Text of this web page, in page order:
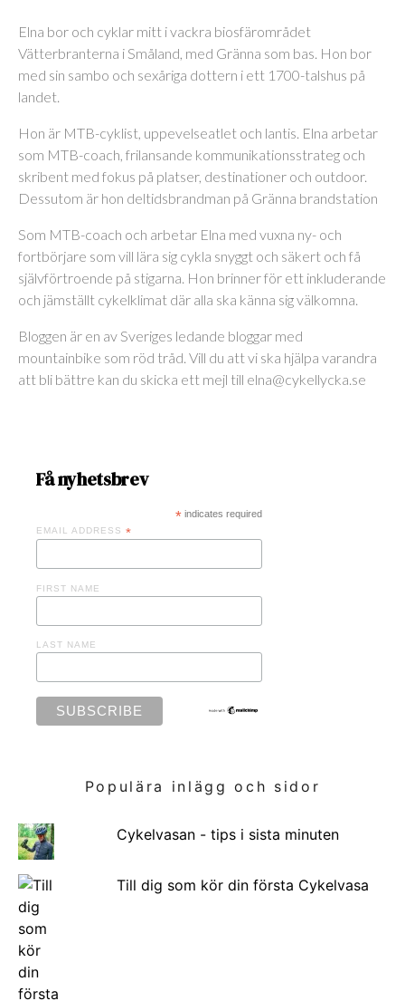
Elna bor och cyklar mitt i vackra biosfärområdet
Vätterbranterna i Småland, med Gränna som bas. Hon bor
med sin sambo och sexåriga dottern i ett 1700-talshus på
landet.
Hon är MTB-cyklist, uppevelseatlet och lantis. Elna arbetar
som MTB-coach, frilansande kommunikationsstrateg och
skribent med fokus på platser, destinationer och outdoor.
Dessutom är hon deltidsbrandman på Gränna brandstation
Som MTB-coach och arbetar Elna med vuxna ny- och
fortbörjare som vill lära sig cykla snyggt och säkert och få
självförtroende på stigarna. Hon brinner för ett inkluderande
och jämställt cykelklimat där alla ska känna sig välkomna.
Bloggen är en av Sveriges ledande bloggar med
mountainbike som röd tråd. Vill du att vi ska hjälpa varandra
att bli bättre kan du skicka ett mejl till elna@cykellycka.se
Få nyhetsbrev
*indicates required
EMAIL ADDRESS *
FIRST NAME
LAST NAME
Populära inlägg och sidor
Cykelvasan - tips i sista minuten
Till dig som kör din första Cykelvasa